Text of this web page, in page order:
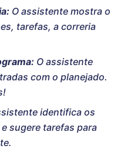
O assistente mostra o
tarefas, a correria
O assistente
com o planejado.
identifica os
sugere tarefas para